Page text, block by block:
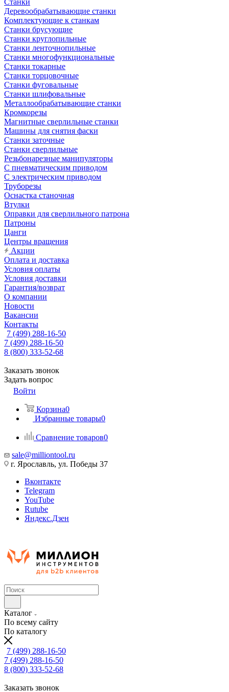
Станки
Деревообрабатывающие станки
Комплектующие к станкам
Станки брусующие
Станки круглопильные
Станки ленточнопильные
Станки многофункциональные
Станки токарные
Станки торцовочные
Станки фуговальные
Станки шлифовальные
Металлообрабатывающие станки
Кромкорезы
Магнитные сверлильные станки
Машины для снятия фаски
Станки заточные
Станки сверлильные
Резьбонарезные манипуляторы
С пневматическим приводом
С электрическим приводом
Труборезы
Оснастка станочная
Втулки
Оправки для сверлильного патрона
Патроны
Цанги
Центры вращения
Акции
Оплата и доставка
Условия оплаты
Условия доставки
Гарантия/возврат
О компании
Новости
Вакансии
Контакты
7 (499) 288-16-50
7 (499) 288-16-50
8 (800) 333-52-68
Заказать звонок
Задать вопрос
Войти
Корзина0
Избранные товары0
Сравнение товаров0
sale@milliontool.ru
г. Ярославль, ул. Победы 37
Вконтакте
Telegram
YouTube
Rutube
Яндекс.Дзен
Каталог
По всему сайту
По каталогу
7 (499) 288-16-50
7 (499) 288-16-50
8 (800) 333-52-68
Заказать звонок